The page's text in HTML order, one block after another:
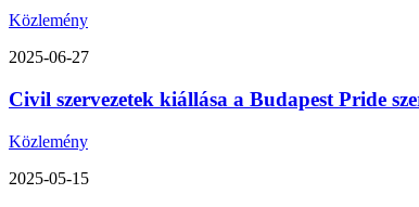
Közlemény
2025-06-27
Civil szervezetek kiállása a Budapest Pride
Közlemény
2025-05-15